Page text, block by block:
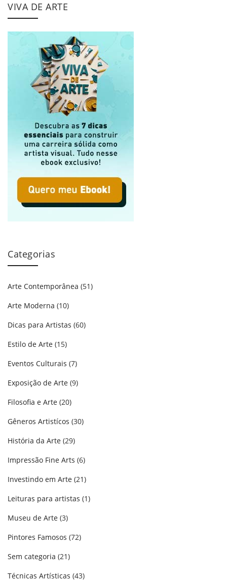
VIVA DE ARTE
Categorias
Arte Contemporânea (51)
Arte Moderna (10)
Dicas para Artistas (60)
Estilo de Arte (15)
Eventos Culturais (7)
Exposição de Arte (9)
Filosofia e Arte (20)
Gêneros Artistícos (30)
História da Arte (29)
Impressão Fine Arts (6)
Investindo em Arte (21)
Leituras para artistas (1)
Museu de Arte (3)
Pintores Famosos (72)
Sem categoria (21)
Técnicas Artísticas (43)